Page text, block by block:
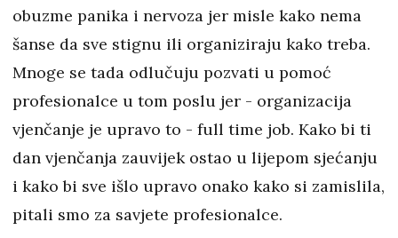
obuzme panika i nervoza jer misle kako nema
šanse da sve stignu ili organiziraju kako treba.
Mnoge se tada odlučuju pozvati u pomoć
profesionalce u tom poslu jer - organizacija
vjenčanje je upravo to - full time job. Kako bi ti
dan vjenčanja zauvijek ostao u lijepom sjećanju
i kako bi sve išlo upravo onako kako si zamislila,
pitali smo za savjete profesionalce.